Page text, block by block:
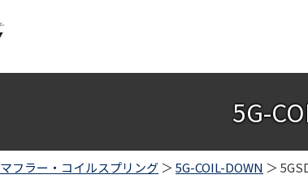
5G-
マフラー・コイルスプリング ＞5G-COIL-DOWN ＞